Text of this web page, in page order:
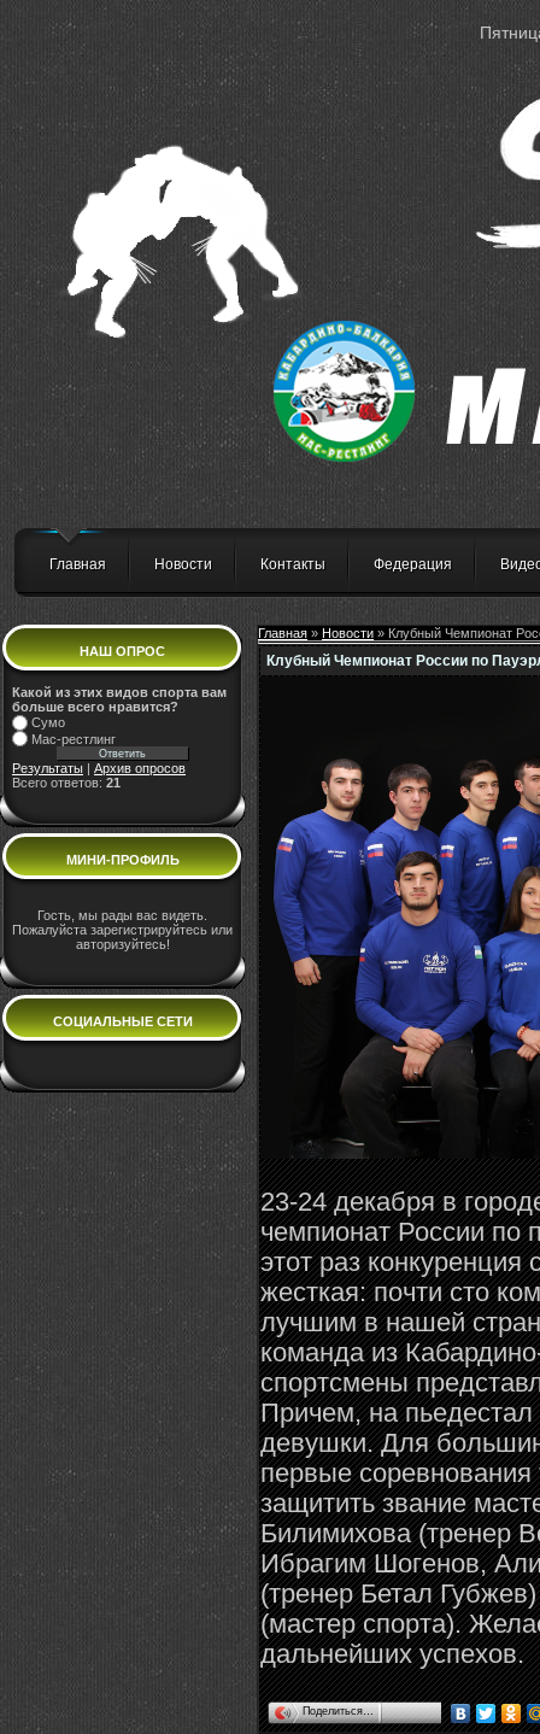
Главная Новости Контакты Федерация
НАШ ОПРОС
Какой из этих видов спорта вам
больше всего нравится?
Сумо
Мас-рестлинг
Результаты
Архив опросов
Всего ответов: 21
МИНИ-ПРОФИЛЬ
Гость, мы рады вас видеть.
Пожалуйста зарегистрируйтесь или
авторизуйтесь!
СОЦИАЛЬНЫЕ СЕТИ
Главная » Новости » Клубный Чемпионат
Клубный Чемпионат России по
23-24 декабря в
чемпионат России по
этот раз
жесткая: почти сто
лучшим в нашей
команда из
спортсмены
Причем, на
девушки. Для
первые соревнования
защитить звание
Билимихова (тренер
Ибрагим Шогенов,
(тренер Бетал
(мастер спорта).
дальнейших успехов.
Поделиться…